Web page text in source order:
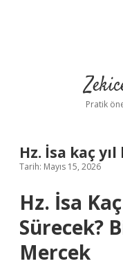
Pratik
Hz. İsa kaç
Tarih: Mayıs 15, 2026
Hz. İsa
Sürecek?
Mercek